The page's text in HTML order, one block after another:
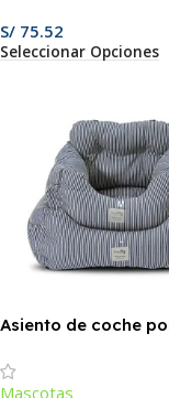
S/ 75.52
Seleccionar Opciones
Asiento de coche
Mascotas